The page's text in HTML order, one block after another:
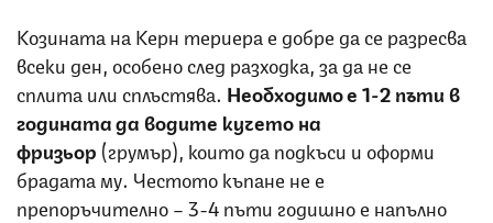
Козината на Керн териера е добре да се разресва
всеки ден, особено след разходка, за да не се
сплита или сплъстява. Необходимо е 1-2 пъти в
годината да водите кучето на
фризьор (грумър), които да подкъси и оформи
брадата му. Честото къпане не е
препоръчително – 3-4 пъти годишно е напълно